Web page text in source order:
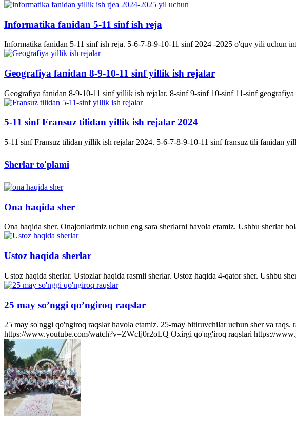
Informatika fanidan 5-11 sinf ish reja
Informatika fanidan 5-11 sinf ish reja. 5-6-7-8-9-10-11 sinf 2024 -2025 o'quv yili
Geografiya fanidan 8-9-10-11 sinf yillik ish rejalar
Geografiya fanidan 8-9-10-11 sinf yillik ish rejalar. 8-sinf 9-sinf 10-sinf 11-sinf
5-11 sinf Fransuz tilidan yillik ish rejalar 2024
5-11 sinf Fransuz tilidan yillik ish rejalar 2024. 5-6-7-8-9-10-11 sinf fransuz tili fanidan
Sherlar to'plami
Ona haqida sher
Ona haqida sher. Onajonlarimiz uchun eng sara sherlarni havola etamiz. Ushbu sherlar
Ustoz haqida sherlar
Ustoz haqida sherlar. Ustozlar haqida rasmli sherlar. Ustoz haqida 4-qator sher. Ushbu
25 may so’nggi qo’ngiroq raqslar
25 may so'nggi qo'ngiroq raqslar havola etamiz. 25-may bitiruvchilar uchun sher va
https://www.youtube.com/watch?v=ZWcIj0r2oLQ Oxirgi qo'ng'iroq raqslari https://